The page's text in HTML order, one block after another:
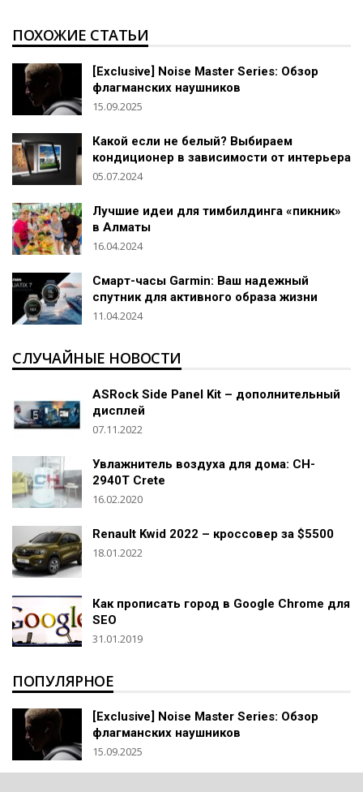
ПОХОЖИЕ СТАТЬИ
[Exclusive] Noise Master Series: Обзор
флагманских наушников
15.09.2025
Какой если не белый? Выбираем
кондиционер в зависимости от интерьера
05.07.2024
Лучшие идеи для тимбилдинга «пикник»
в Алматы
16.04.2024
Смарт-часы Garmin: Ваш надежный
спутник для активного образа жизни
11.04.2024
СЛУЧАЙНЫЕ НОВОСТИ
ASRock Side Panel Kit – дополнительный
дисплей
07.11.2022
Увлажнитель воздуха для дома: CH-
2940T Crete
16.02.2020
Renault Kwid 2022 – кроссовер за $5500
18.01.2022
Как прописать город в Google Chrome для
SEO
31.01.2019
ПОПУЛЯРНОЕ
[Exclusive] Noise Master Series: Обзор
флагманских наушников
15.09.2025